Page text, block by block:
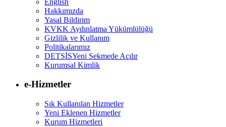
Hakkımızda
Yasal Bildirim
KVKK Aydınlatma Yükümlülüğü
Gizlilik ve Kullanım
Politikalarımız
DETSİSYeni Sekmede Açılır
Kurumsal Kimlik
e-Hizmetler
Sık Kullanılan Hizmetler
Yeni Eklenen Hizmetler
Kurum Hizmetleri